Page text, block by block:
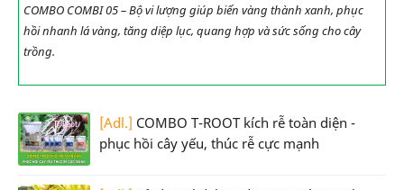
COMBO COMBI 05 – Bộ vi lượng giúp biến vàng thành xanh, phục
hồi nhanh lá vàng, tăng diệp lục, quang hợp và sức sống cho cây
trồng.
[Adl.] COMBO T-ROOT kích rễ toàn diện -
phục hồi cây yếu, thúc rễ cực mạnh